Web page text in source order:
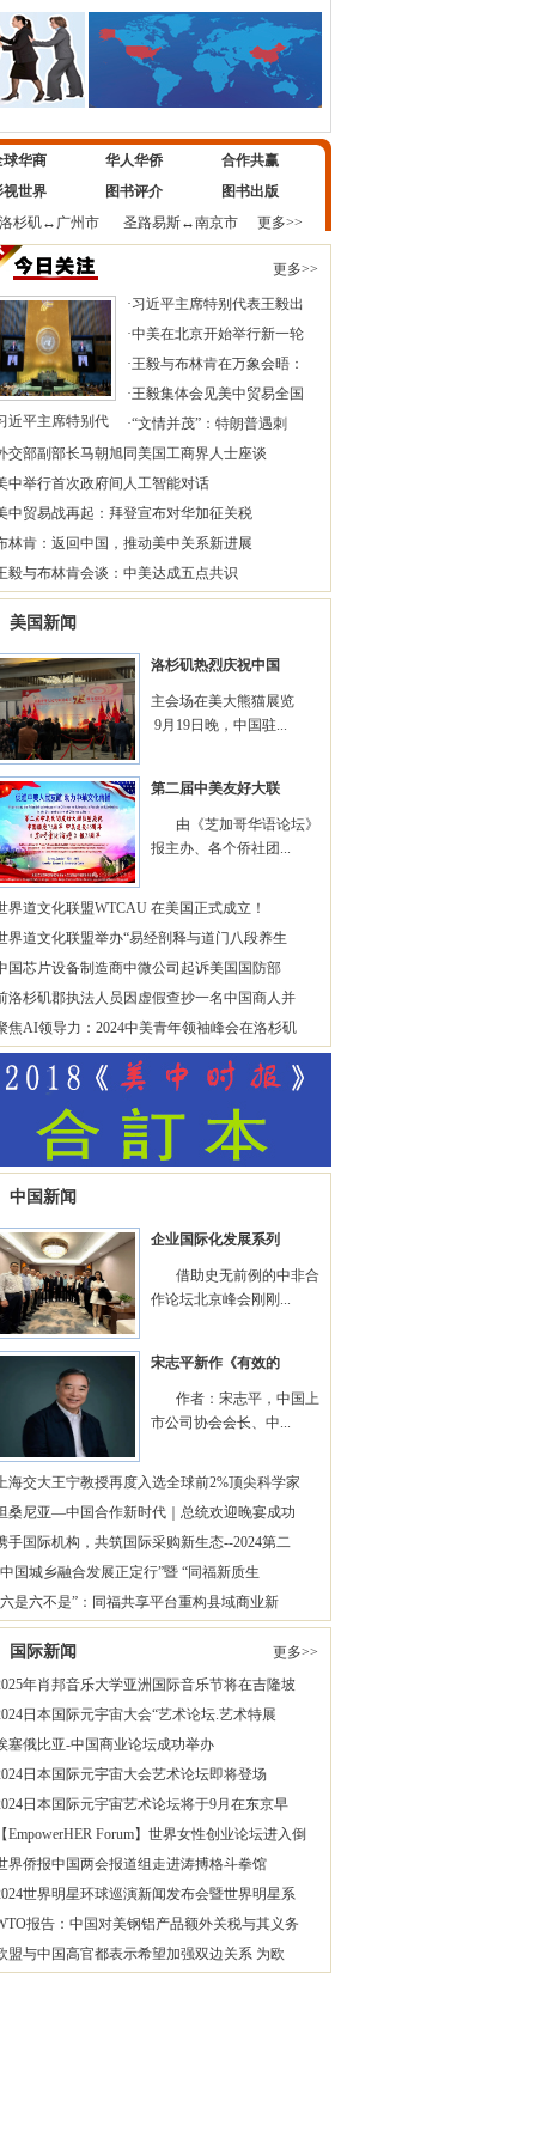
球华商 华人华侨
合作共赢
视世界
图书评介
图书出版
洛杉矶↔ 广州市 圣路易斯↔南京市 更多>>
更多>>
近平主席特别代
·习近平主席特别代表王毅出
·中美在北京开始举行新一轮
·王毅与布林肯在万象会晤：
·王毅集体会见美中贸易全国
·“文情并茂”：特朗普遇刺
交部副部长马朝旭同美国工商界人士座谈
中举行首次政府间人工智能对话
中贸易战再起：拜登宣布对华加征关税
林肯：返回中国，推动美中关系新进展
毅与布林肯会谈：中美达成五点共识
美国新闻
洛杉矶热烈庆祝中国
主会场在美大熊猫展览
9月19日晚，中国驻...
第二届中美友好大联
由《芝加哥华语论坛》
报主办、各个侨社团...
界道文化联盟WTCAU 在美国正式成立！
界道文化联盟举办“易经剖释与道门八段养生
国芯片设备制造商中微公司起诉美国国防部
洛杉矶郡执法人员因虚假查抄一名中国商人并
焦AI领导力：2024中美青年领袖峰会在洛杉矶
中国新闻
企业国际化发展系列
借助史无前例的中非合
作论坛北京峰会刚刚...
宋志平新作《有效的
作者：宋志平，中国上
市公司协会会长、中...
海交大王宁教授再度入选全球前2%顶尖科学家
桑尼亚—中国合作新时代｜总统欢迎晚宴成功
手国际机构，共筑国际采购新生态--2024第二
国城乡融合发展正定行”暨 “同福新质生
是六不是”：同福共享平台重构县域商业新
国际新闻
更多>>
年肖邦音乐大学亚洲国际音乐节将在吉隆坡
日本国际元宇宙大会“艺术论坛.艺术特展
塞俄比亚-中国商业论坛成功举办
日本国际元宇宙大会艺术论坛即将登场
日本国际元宇宙艺术论坛将于9月在东京早
EmpowerHER Forum】世界女性创业论坛进入倒
界侨报中国两会报道组走进涛搏格斗拳馆
世界明星环球巡演新闻发布会暨世界明星系
报告：中国对美钢铝产品额外关税与其义务
盟与中国高官都表示希望加强双边关系 为欧